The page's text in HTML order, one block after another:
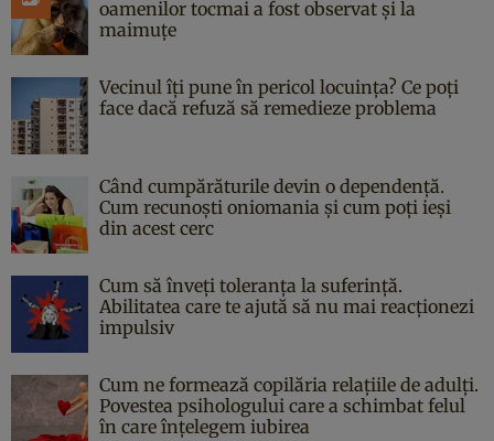
oamenilor tocmai a fost observat și la
maimuțe
Vecinul îți pune în pericol locuința? Ce poți
face dacă refuză să remedieze problema
Când cumpărăturile devin o dependență.
Cum recunoști oniomania și cum poți ieși
din acest cerc
Cum să înveți toleranța la suferință.
Abilitatea care te ajută să nu mai reacționezi
impulsiv
Cum ne formează copilăria relațiile de adulți.
Povestea psihologului care a schimbat felul
în care înțelegem iubirea